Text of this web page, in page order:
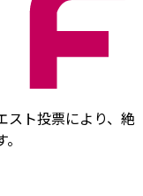
スト投票により、絶